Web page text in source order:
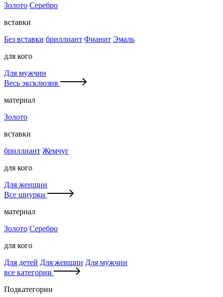
Золото Серебро
вставки
Без вставки бриллиант Фианит Эмаль
для кого
Для мужчин
Весь эксклюзив
материал
Золото
вставки
бриллиант Жемчуг
для кого
Для женщин
Все шнурки
материал
Золото Серебро
для кого
Для детей Для женщин Для мужчин
все категории
Подкатегории